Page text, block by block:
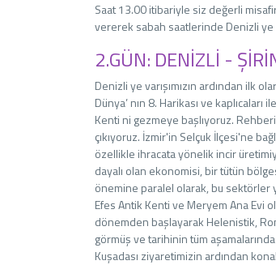
Saat 13.00 itibariyle siz değerli
vererek sabah saatlerinde Denizli ye
2.GÜN: DENİZLİ -
Denizli ye varışımızın ardından ilk
Dünya’ nın 8. Harikası ve
Kenti ni gezmeye başlıyoruz.
çıkıyoruz. İzmir'in Selçuk İlçesi'ne
özellikle ihracata yönelik incir
dayalı olan ekonomisi, bir tütün
önemine paralel olarak, bu sektörler
Efes Antik Kenti ve Meryem Ana
dönemden başlayarak Helenistik,
görmüş ve tarihinin tüm
Kuşadası ziyaretimizin ardından